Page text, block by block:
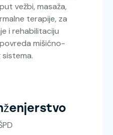
vežbi, masaža,
terapije, za
i rehabilitaciju
mišićno-